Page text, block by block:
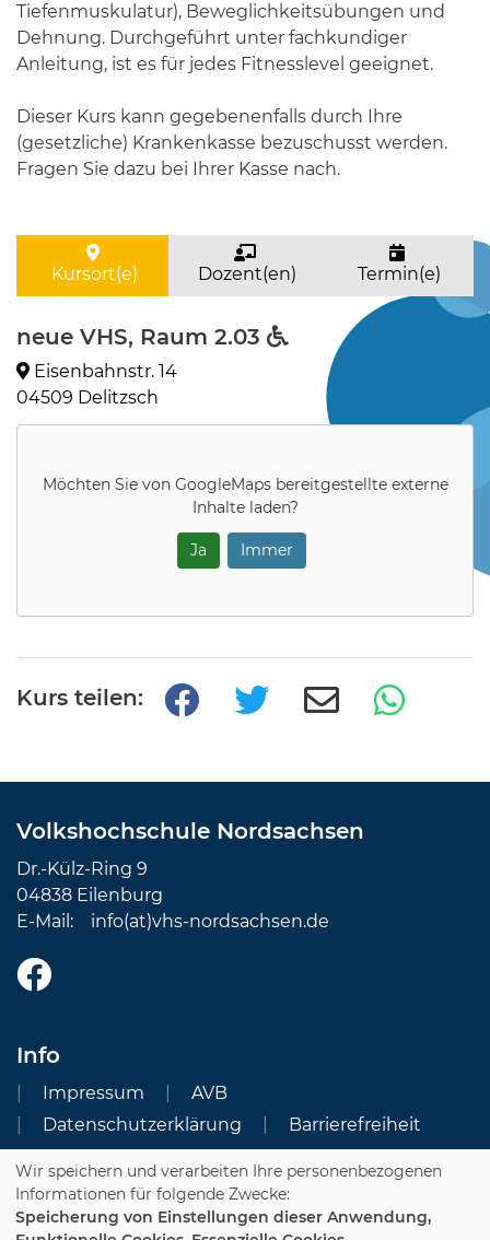
Tiefenmuskulatur), Beweglichkeitsübungen und
Dehnung. Durchgeführt unter fachkundiger
Anleitung, ist es für jedes Fitnesslevel geeignet.
Dieser Kurs kann gegebenenfalls durch Ihre
(gesetzliche) Krankenkasse bezuschusst werden.
Fragen Sie dazu bei Ihrer Kasse nach.
Kursort(e) Dozent(en) Termin(e)
neue VHS, Raum 2.03
Eisenbahnstr. 14
04509 Delitzsch
Möchten Sie von GoogleMapsbereitgestellte externe
Inhalte laden?
Ja Immer
Kurs teilen:
Volkshochschule Nordsachsen
Dr.-Külz-Ring 9
04838 Eilenburg
E-Mail: info(at)vhs-nordsachsen.de
Info
Impressum
AVB
Datenschutzerklärung
Barrierefreiheit
Cookie Einstellungen
Dozenten-Login
Wir speichern und verarbeiten Ihre personenbezogenen
Informationen für folgende Zwecke:
Speicherung von Einstellungen dieser Anwendung,